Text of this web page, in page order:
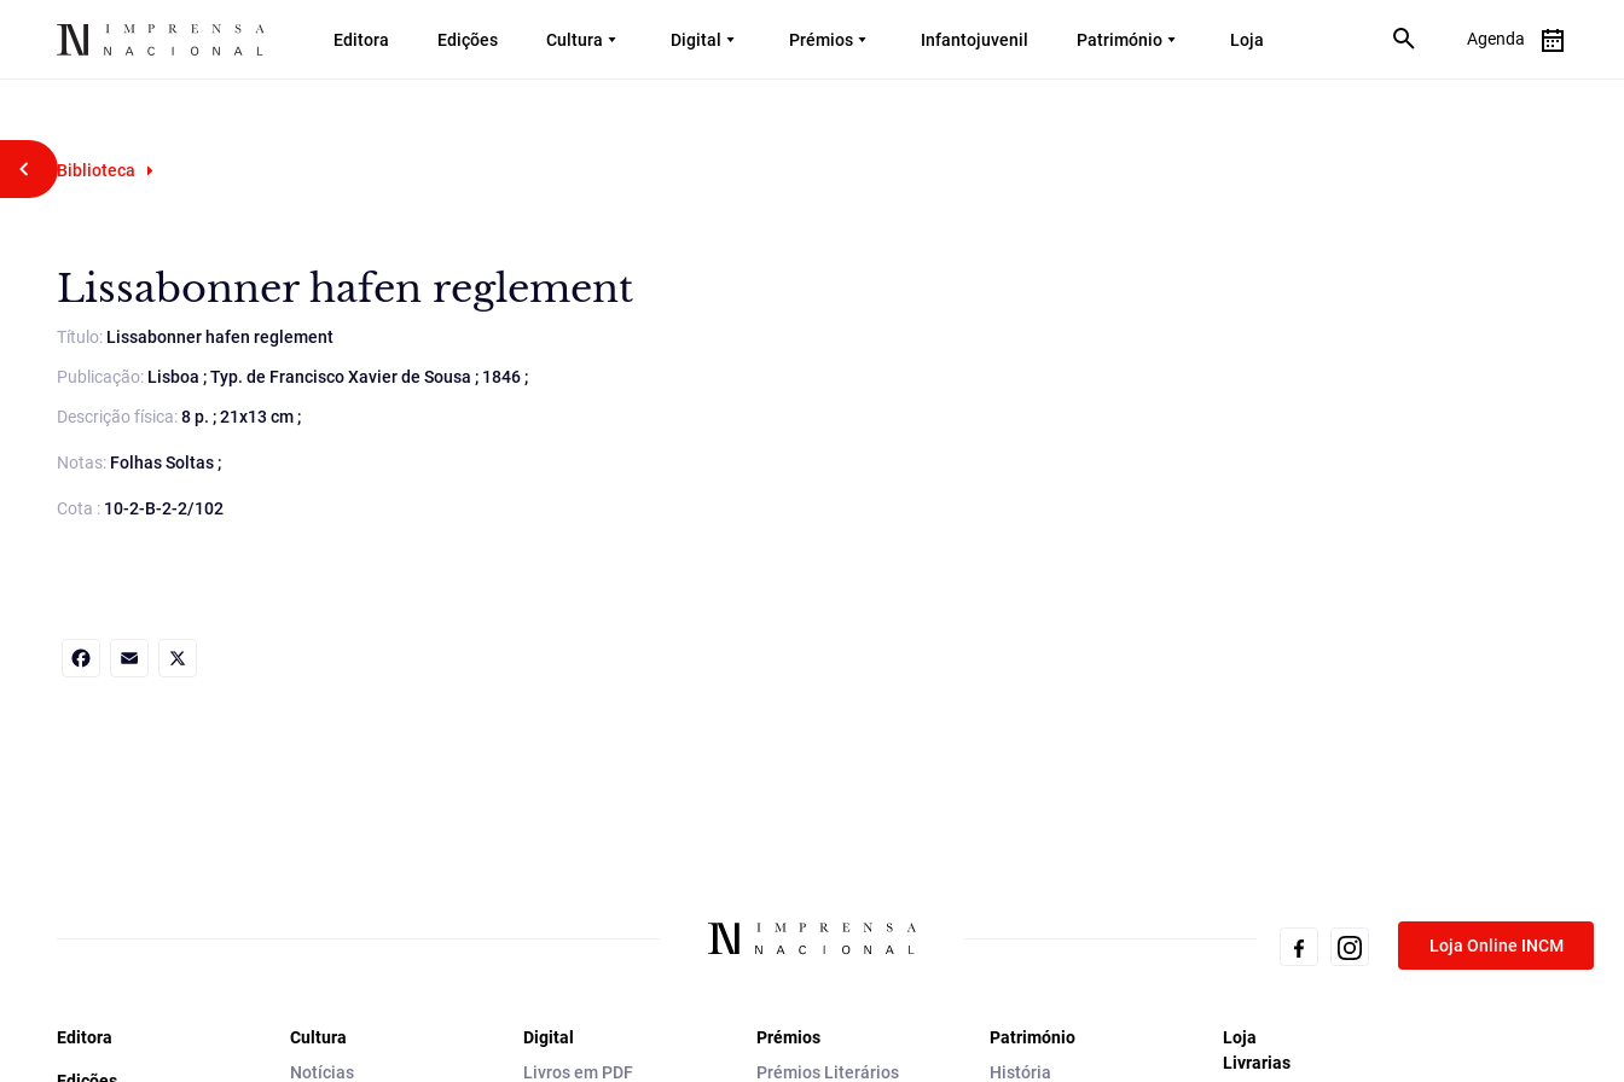
Editora Edições Cultura Digital Prémios Infantojuvenil Património Loja Agenda
Voltar atrás
Biblioteca
Lissabonner hafen reglement
Título: Lissabonner hafen reglement
Publicação: Lisboa ; Typ. de Francisco Xavier de Sousa ; 1846 ;
Descrição física:8 p. ; 21x13 cm ;
Notas: Folhas Soltas ;
Cota : 10-2-B-2-2/102
Loja Online INCM
Editora
Cultura
Notícias
Digital
Livros em PDF
Prémios
Prémios Literários
Património
História
Loja
Livrarias